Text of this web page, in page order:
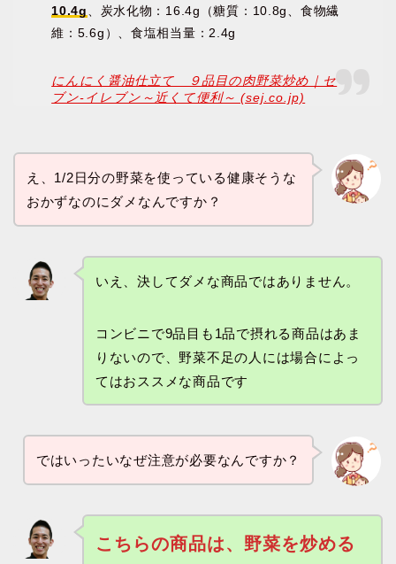
10.4g
、炭水化物：16.4g（糖質：10.8g、食物繊
維：5.6g）、食塩相当量：2.4g
にんにく醤油仕立て ９品目の肉野菜炒め｜セ
ブン‐イレブン～近くて便利～ (sej.co.jp)
え、1/2日分の野菜を使っている健康そうな
おかずなのにダメなんですか？
いえ、決してダメな商品ではありません。
コンビニで9品目も1品で摂れる商品はあま
りないので、野菜不足の人には場合によっ
てはおススメな商品です
ではいったいなぜ注意が必要なんですか？
こちらの商品は、野菜を炒める